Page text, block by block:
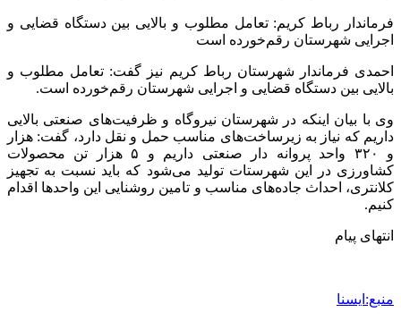
فرماندار رباط کریم: تعامل مطلوب و بالایی بین دستگاه قضایی و
اجرایی شهرستان رقم‌خورده است
احمدی فرماندار شهرستان رباط کریم نیز گفت: تعامل مطلوب و
بالایی بین دستگاه قضایی و اجرایی شهرستان رقم‌خورده است.
وی با بیان اینکه در شهرستان نیروگاه و ظرفیت‌های صنعتی بالایی
داریم که نیاز به زیرساخت‌های مناسب حمل و نقل دارد، گفت: هزار
و ۳۲۰ واحد پروانه دار صنعتی داریم و ۵ هزار تن محصولات
کشاورزی در این شهرستات تولید می‌شود که باید نسبت به تجهیز
کلانتری، احداث جاده‌های مناسب و تامین روشنایی این واحدها اقدام
کنیم.
انتهای پیام
منبع:ایسنا